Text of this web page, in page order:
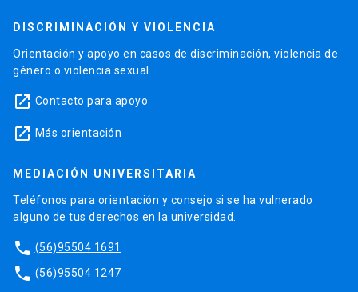
DISCRIMINACIÓN Y VIOLENCIA
Orientación y apoyo en casos de discriminación, violencia de
género o violencia sexual.
launch Contacto para apoyo
launch Más orientación
MEDIACIÓN UNIVERSITARIA
Teléfonos para orientación y consejo si se ha vulnerado
alguno de tus derechos en la universidad.
phone (56)95504 1691
phone (56)95504 1247